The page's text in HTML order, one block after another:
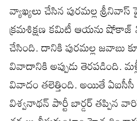
వ్యాఖ్యలు చేసిన పురమల్ల
క్రమశిక్షణ కమిటీ ఆయను
చేసింది. దానికి పురమల్ల జవాబు
వివాదానికి అప్పుడు తెరపడింది.
వివాదం తలెత్తింది. అయితే ఏఐసీసీ
విశ్వనాథన్‌ పార్టీ బార్డర్ తప్పిన